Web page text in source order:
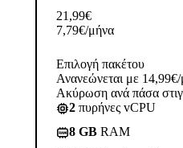
21,99€
7,79€/μήνα
Επιλογή πακέτου
Ανανεώνεται με 14,99€/
Ακύρωση ανά πάσα
2 πυρήνες vCPU
8 GB RAM